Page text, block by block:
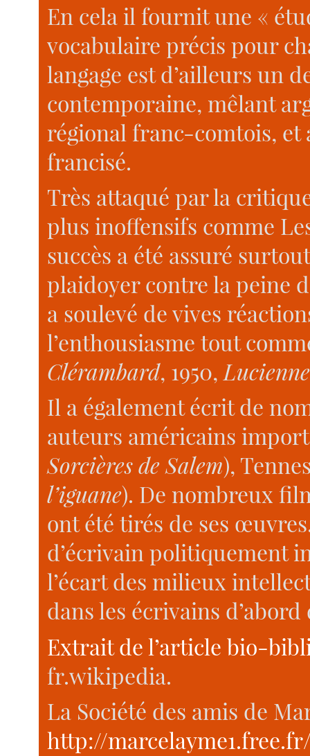
En cela il fournit une «
vocabulaire précis pour
langage est d’ailleurs un
contemporaine, mêlant
régional franc-comtois,
francisé.
Très attaqué par la
plus inoffensifs comme
succès a été assuré
plaidoyer contre la peine
a soulevé de vives
l’enthousiasme tout
Clérambard, 1950,
Il a également écrit de
auteurs américains
Sorcières de Salem),
l’iguane). De nombreux
ont été tirés de ses
d’écrivain politiquement
l’écart des milieux
dans les écrivains
Extrait de l’article bio-
fr.wikipedia.
La Société des amis de
http://